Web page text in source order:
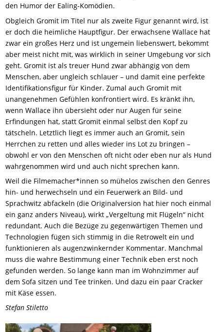
den Humor der Ealing-Komödien.
Obgleich Gromit im Titel nur als zweite Figur genannt wird, ist
er doch die heimliche Hauptfigur. Der erwachsene Wallace hat
zwar ein großes Herz und ist ungemein liebenswert, bekommt
aber meist nicht mit, was wirklich in seiner Umgebung vor sich
geht. Gromit ist als treuer Hund zwar abhängig von dem
Menschen, aber ungleich schlauer – und damit eine perfekte
Identifikationsfigur für Kinder. Zumal auch Gromit mit
unangenehmen Gefühlen konfrontiert wird. Es kränkt ihn,
wenn Wallace ihn übersieht oder nur Augen für seine
Erfindungen hat, statt Gromit einmal selbst den Kopf zu
tätscheln. Letztlich liegt es immer auch an Gromit, sein
Herrchen zu retten und alles wieder ins Lot zu bringen –
obwohl er von den Menschen oft nicht oder eben nur als Hund
wahrgenommen wird und auch nicht sprechen kann.
Weil die Filmemacher*innen so mühelos zwischen den Genres
hin- und herwechseln und ein Feuerwerk an Bild- und
Sprachwitz abfackeln (die Originalversion hat hier noch einmal
ein ganz anders Niveau), wirkt „Vergeltung mit Flügeln“ nicht
redundant. Auch die Bezüge zu gegenwärtigen Themen und
Technologien fügen sich stimmig in die Retrowelt ein und
funktionieren als augenzwinkernder Kommentar. Manchmal
muss die wahre Bestimmung einer Technik eben erst noch
gefunden werden. So lange kann man im Wohnzimmer auf
dem Sofa sitzen und Tee trinken. Und dazu ein paar Cracker
mit Käse essen.
Stefan Stiletto